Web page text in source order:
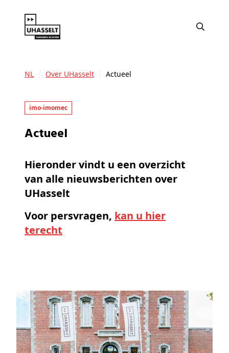
NL Over UHasselt Actueel
imo-imomec
Actueel
Hieronder vindt u een overzicht
van alle nieuwsberichten over
UHasselt
Voor persvragen, kan u hier
terecht